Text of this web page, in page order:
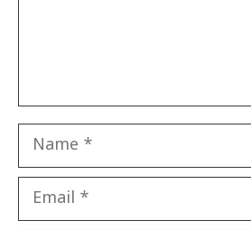
Name
Email